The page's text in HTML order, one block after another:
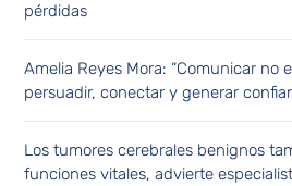
pérdidas
Amelia Reyes Mora: “Comunicar no
persuadir, conectar y generar
Los tumores cerebrales benignos
funciones vitales, advierte